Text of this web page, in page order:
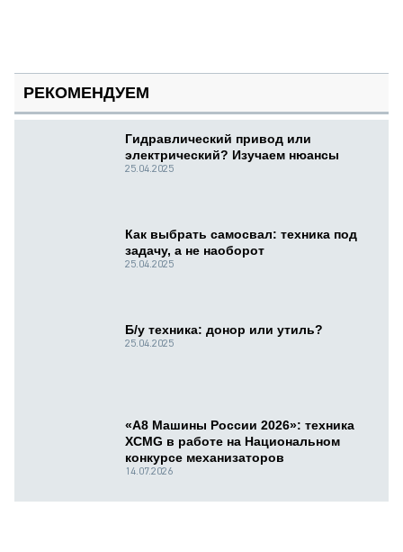
РЕКОМЕНДУЕМ
Гидравлический привод или
электрический? Изучаем нюансы
25.04.2025
Как выбрать самосвал: техника под
задачу, а не наоборот
25.04.2025
Б/у техника: донор или утиль?
25.04.2025
«А8 Машины России 2026»: техника
XCMG в работе на Национальном
конкурсе механизаторов
14.07.2026